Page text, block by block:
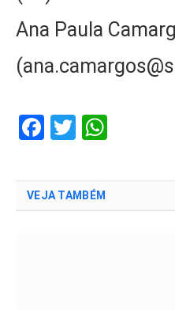
Ana Paula
Facebook
Twitter
VEJA TAMBÉM